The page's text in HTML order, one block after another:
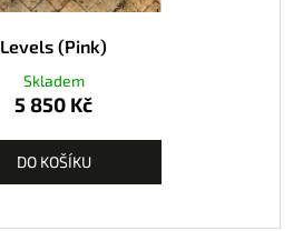
Levels (Pink)
Skladem
5 850 Kč
DO KOŠÍKU